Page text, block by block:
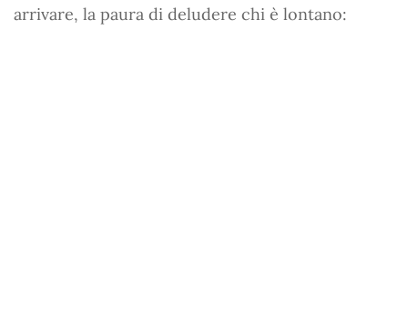
arrivare, la paura di deludere chi è lontano: